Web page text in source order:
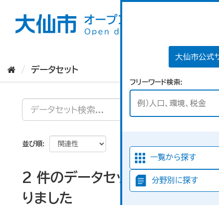
大仙市公式
フリーワード検索
一覧から探す
分野別に探す
データセット
並び順
2 件のデータセットが見つか
りました